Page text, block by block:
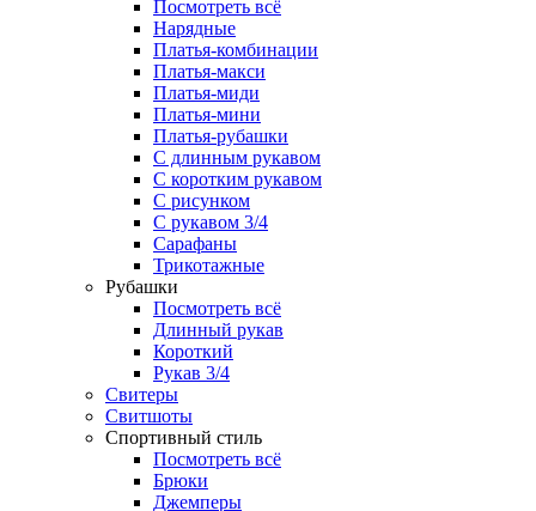
Посмотреть всё
Нарядные
Платья-комбинации
Платья-макси
Платья-миди
Платья-мини
Платья-рубашки
С длинным рукавом
С коротким рукавом
С рисунком
С рукавом 3/4
Сарафаны
Трикотажные
Рубашки
Посмотреть всё
Длинный рукав
Короткий
Рукав 3/4
Свитеры
Свитшоты
Спортивный стиль
Посмотреть всё
Брюки
Джемперы